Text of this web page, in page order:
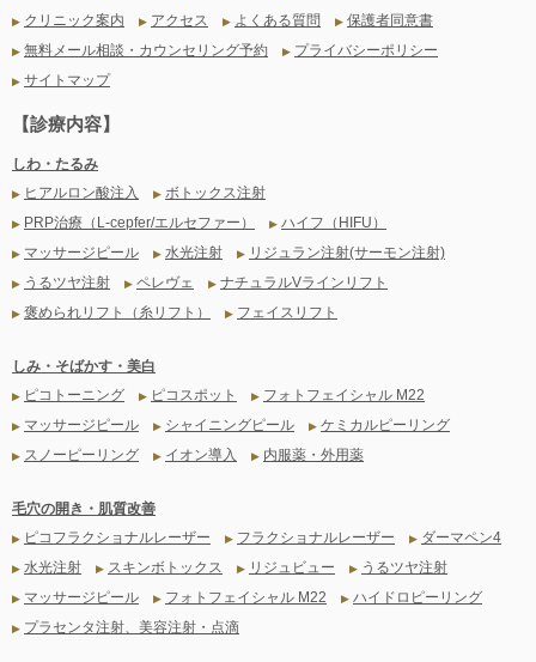
▶ クリニック案内 ▶ アクセス ▶ よくある質問 ▶ 保護者同意書
▶ 無料メール相談・カウンセリング予約 ▶ プライバシーポリシー
▶ サイトマップ
【診療内容】
しわ・たるみ
▶ ヒアルロン酸注入 ▶ ボトックス注射
▶ PRP治療（L-cepfer/エルセファー） ▶ ハイフ（HIFU）
▶ マッサージピール ▶ 水光注射 ▶ リジュラン注射(サーモン注射)
▶ うるツヤ注射 ▶ ペレヴェ ▶ ナチュラルVラインリフト
▶ 褒められリフト（糸リフト） ▶ フェイスリフト
しみ・そばかす・美白
▶ ピコトーニング ▶ ピコスポット ▶ フォトフェイシャル M22
▶ マッサージピール ▶ シャイニングピール ▶ ケミカルピーリング
▶ スノーピーリング ▶ イオン導入 ▶ 内服薬・外用薬
毛穴の開き・肌質改善
▶ ピコフラクショナルレーザー ▶ フラクショナルレーザー ▶ ダーマペン4
▶ 水光注射 ▶ スキンボトックス ▶ リジュビュー ▶ うるツヤ注射
▶ マッサージピール ▶ フォトフェイシャル M22 ▶ ハイドロピーリング
▶ プラセンタ注射、美容注射・点滴